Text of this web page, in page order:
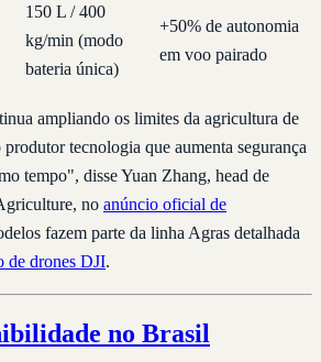
150 L / 400
kg/min (modo
bateria única)
+50% de autonomia
em voo pairado
ampliando os limites da agricultura de
tecnologia que aumenta segurança
tempo", disse Yuan Zhang, head de
no anúncio oficial de
fazem parte da linha Agras detalhada
de drones DJI.
no Brasil